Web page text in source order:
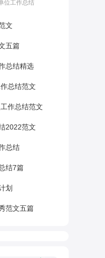
位工作总结
文
五篇
总结精选
总结范文
作总结范文
2022范文
总结
结7篇
划
范文五篇